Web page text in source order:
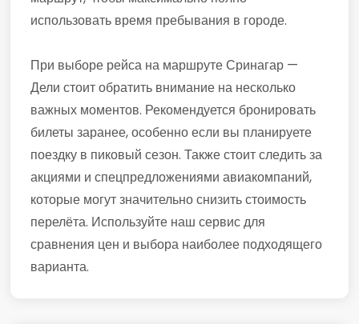
использовать время пребывания в городе.
При выборе рейса на маршруте Сринагар —
Дели стоит обратить внимание на несколько
важных моментов. Рекомендуется бронировать
билеты заранее, особенно если вы планируете
поездку в пиковый сезон. Также стоит следить за
акциями и спецпредложениями авиакомпаний,
которые могут значительно снизить стоимость
перелёта. Используйте наш сервис для
сравнения цен и выбора наиболее подходящего
варианта.